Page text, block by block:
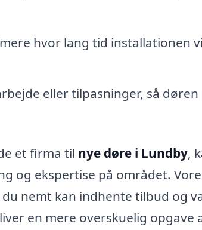
hvor lang tid installationen
eller tilpasninger, så
et firma til nye døre i Lundby,
og ekspertise på området.
nemt kan indhente tilbud og
en mere overskuelig opgave